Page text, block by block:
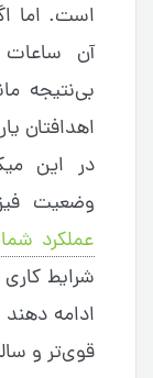
است. اما
آن
بی‌نتیجه
اهدافتان
در این
وضعیت
عملکرد شما
شرایط
ادامه
قوی‌تر و